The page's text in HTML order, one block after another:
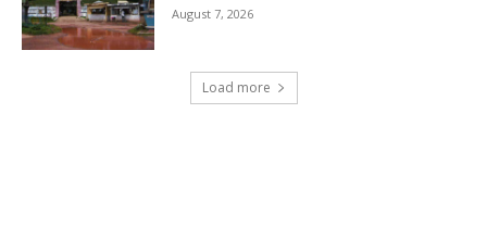
August 7, 2026
Load more